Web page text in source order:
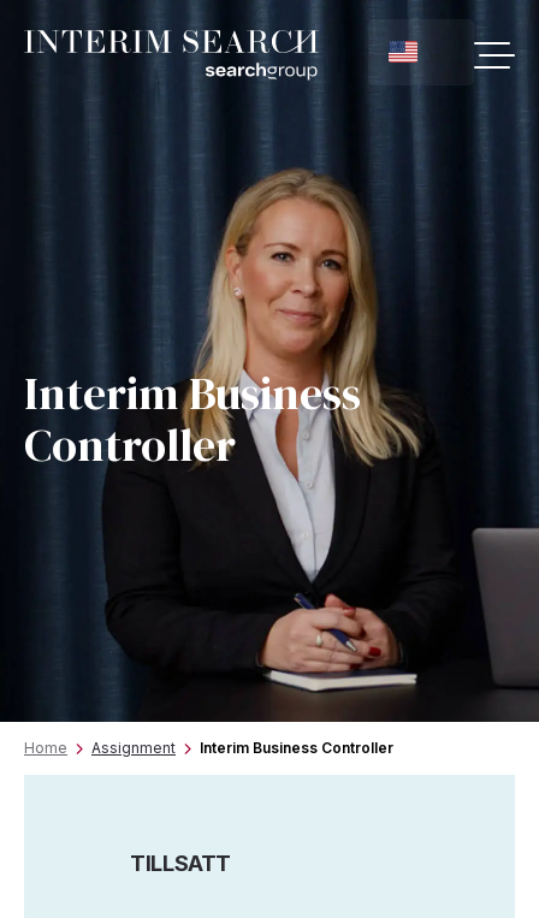
Interim Business
Controller
Home Assignment Interim Business Controller
TILLSATT